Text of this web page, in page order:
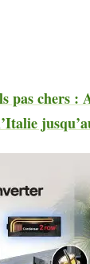
pas chers :